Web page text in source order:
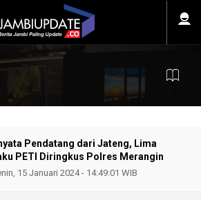
Pendatang dari Jateng, Lima
PETI Diringkus Polres Merangin
15 Januari 2024 - 14:49:01 WIB